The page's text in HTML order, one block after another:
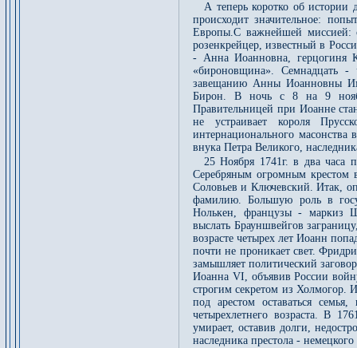
А теперь коротко об истории
происходит значительное:
Европы.С важнейшей миссией:
розенкрейцер, известный в
- Анна Иоанновна, герцогиня
«бироновщина». Семнадцать -
завещанию Анны Иоанновны
Бирон. В ночь с 8 на 9
Правительницей при Иоанне
не устраивает короля
интернационального
внука Петра Великого,
25 Ноября 1741г. в два часа
Серебряным огромным крестом
Соловьев и Ключевский. Итак,
фамилию. Большую роль в
Нолькен, французы - маркиз
выслать Брауншвейгов
возрасте четырех лет Иоанн
почти не проникает свет.
замышляет политический
Иоанна VI, объявив России
строгим секретом из Холмогор.
под арестом оставаться
четырехлетнего возраста. В
умирает, оставив долги,
наследника престола -